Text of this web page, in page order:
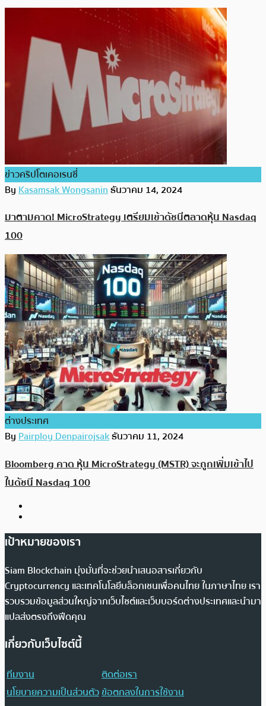
ข่าวคริปโตเคอเรนซี่
ByKasamsak Wongsaninธันวาคม 14, 2024
มาตามคาด! MicroStrategy เตรียมเข้าดัชนีตลาดหุ้น Nasdaq
100
ต่างประเทศ
ByPairploy Denpairojsakธันวาคม 11, 2024
Bloomberg คาด หุ้น MicroStrategy (MSTR) จะถูกเพิ่มเข้าไป
ในดัชนี Nasdaq 100
เป้าหมายของเรา
Siam Blockchain มุ่งมั่นที่จะช่วยนำเสนอสารเกี่ยวกับ
Cryptocurrency และเทคโนโลยีบล็อกเชนเพื่อคนไทย ในภาษาไทย เรา
รวบรวมข้อมูลส่วนใหญ่จากเว็บไซต์และเว็บบอร์ดต่างประเทศและนำมา
แปลส่งตรงถึงฟีดคุณ
เกี่ยวกับเว็บไซต์นี้
ทีมงาน
ติดต่อเรา
นโยบายความเป็นส่วนตัวข้อตกลงในการใช้งาน